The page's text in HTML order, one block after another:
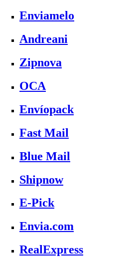
Enviamelo
Andreani
Zipnova
OCA
Envíopack
Fast Mail
Blue Mail
Shipnow
E-Pick
Envia.com
RealExpress